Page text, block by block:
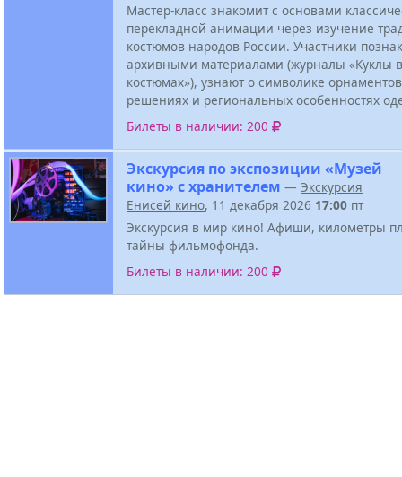
Мастер-класс знакомит с основами
перекладной анимации через изучение
костюмов народов России. Участники
архивными материалами (журналы «Куклы
костюмах»), узнают о символике
решениях и региональных особенностях
Билеты в наличии: 200
Экскурсия по экспозиции «Музей
кино» с хранителем — Экскурсия
Енисей кино, 11 декабря 2026 17:00 пт
Экскурсия в мир кино! Афиши, километры
тайны фильмофонда.
Билеты в наличии: 200